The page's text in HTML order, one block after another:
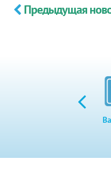
Предыдущая